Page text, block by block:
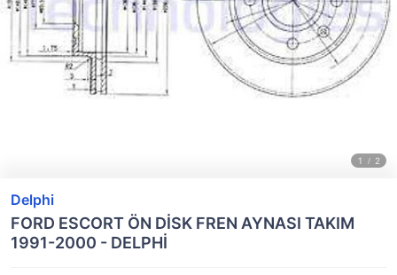
Delphi
FORD ESCORT ÖN DİSK FREN AYNASI TAKIM
1991-2000 - DELPHİ